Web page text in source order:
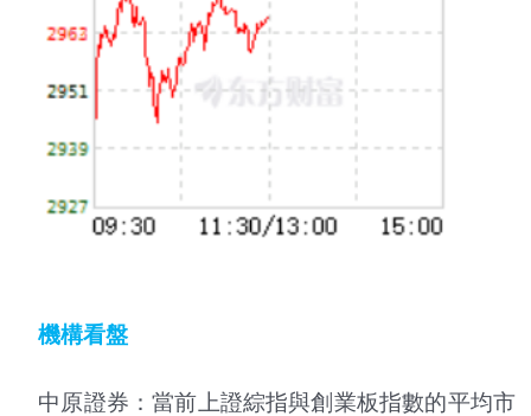
機構看盤
中原證券：當前上證綜指與創業板指數的平均市